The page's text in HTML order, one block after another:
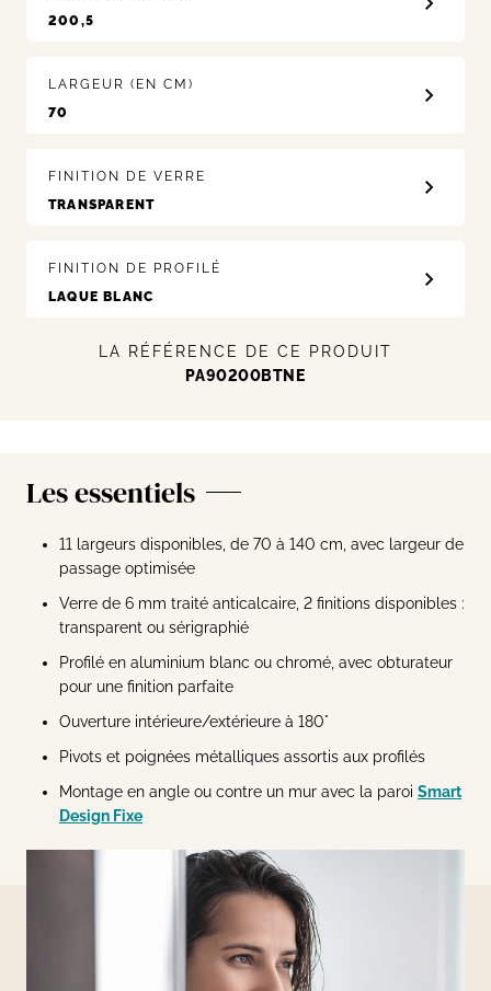
LARGEUR (EN CM)
FINITION DE VERRE
FINITION DE PROFILÉ
LA RÉFÉRENCE DE CE PRODUIT
PA90200BTNE
Les essentiels
11 largeurs disponibles, de 70 à 140 cm, avec largeur de
passage optimisée
Verre de 6 mm traité anticalcaire, 2 finitions disponibles :
transparent ou sérigraphié
Profilé en aluminium blanc ou chromé, avec obturateur
pour une finition parfaite
Ouverture intérieure/extérieure à 180°
Pivots et poignées métalliques assortis aux profilés
Montage en angle ou contre un mur avec la paroi Smart
Design Fixe